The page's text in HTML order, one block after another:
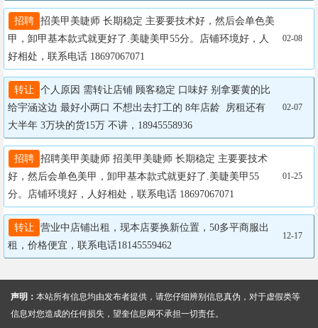
招聘 招美甲美睫师 长期稳定 主要要技术好，然后会单色美
甲，卸甲基本款式就更好了.美睫美甲55分。店铺环境好，人
好相处，联系电话 18697067071
02-08
转让
个人原因 需转让店铺 顾客稳定 口味好 别拿要黄的比
给宇涵这边 最好小两口 不想出去打工的 8年店龄  房租还有
大半年 3万块的货15万 不讲，18945558936
02-07
招聘 招聘美甲美睫师 招美甲美睫师 长期稳定 主要要技术
好，然后会单色美甲，卸甲基本款式就更好了.美睫美甲55
分。店铺环境好，人好相处，联系电话 18697067071
01-25
转让
营业中店铺出租，现本店要换新位置，50多平商服出
租，价格便宜，联系电话18145559462
12-17
声明： 本站所有信息均由发布者提供，请您仔细辨别信息真伪，对于虚假类等
信息对您造成的任何损失，望奎信息网不承担一切责任。